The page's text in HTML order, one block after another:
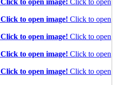
Click to open image! Click to open
Click to open image! Click to open
Click to open image! Click to open
Click to open image! Click to open
Click to open image! Click to open